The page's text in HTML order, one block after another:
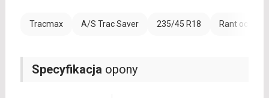
Tracmax A/S Trac Saver 235/45 R18 Rant
Specyfikacja opony